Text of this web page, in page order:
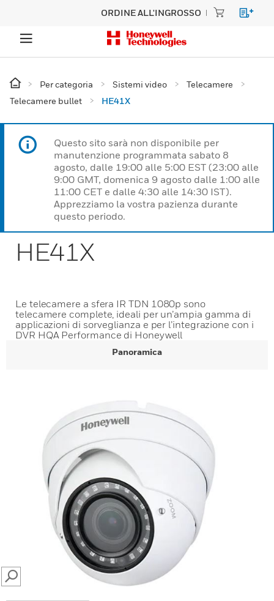
ORDINE ALL'INGROSSO
Per categoria Sistemi video
Telecamere
Telecamere bullet
HE41X
Questo sito sarà non disponibile per
manutenzione programmata sabato 8
agosto, dalle 19:00 alle 5:00 EST (23:00 alle
9:00 GMT, domenica 9 agosto dalle 1:00 alle
11:00 CET e dalle 4:30 alle 14:30 IST).
Apprezziamo la vostra pazienza durante
questo periodo.
HE41X
Le telecamere a sfera IR TDN 1080p sono
telecamere complete, ideali per un’ampia gamma di
applicazioni di sorveglianza e per l’integrazione con i
DVR HQA Performance di Honeywell
Panoramica
SEARCH